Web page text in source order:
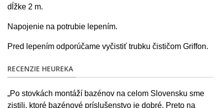
dĺžke 2 m.
Napojenie na potrubie lepením.
Pred lepením odporúčame vyčistiť trubku čističom Griffon.
RECENZIE HEUREKA
„Po stovkách montáží bazénov na celom Slovensku sme
zistili, ktoré bazénové príslušenstvo je dobré. Preto na